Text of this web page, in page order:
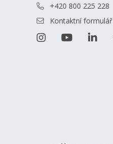
+420 800 225 228
Kontaktní formulář